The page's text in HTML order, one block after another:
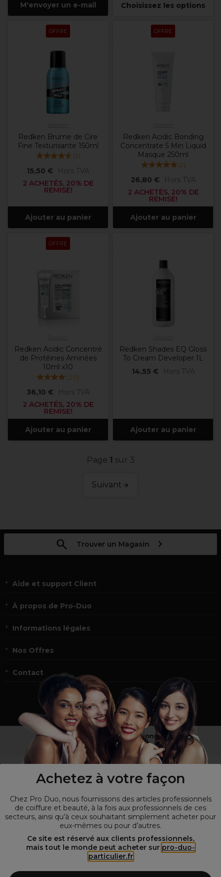
Achetez à votre façon
Chez Pro Duo, nous fournissons des articles professionnels
de coiffure et beauté, à la fois aux professionnels de ces
secteurs, ainsi qu’à ceux souhaitant simplement acheter pour
eux-mêmes ou pour d’autres.
Ce site est réservé aux clients professionnels,
mais tout le monde peut acheter sur pro-duo-
particulier.fr
M'envoyer un e-mail Choisissez les options
OFFRE
Redken Brume de Cire
Fine Texturisante 150ml
(3)
15,50 €
Hors TVA
2 ACHETÉS, 20% DE
REMISE!
Ajouter au panier
OFFRE
Redken Acidic Bonding
Concentrate 5 Min Liquid
Masque 250ml
(2)
26,80 €
Hors TVA
2 ACHETÉS, 20% DE
REMISE!
Ajouter au panier
OFFRE
Redken Acidic Concentré
de Protéines Aminées
10ml x10
(1)
36,10 €
Hors TVA
2 ACHETÉS, 20% DE
REMISE!
Ajouter au panier
Redken Shades EQ Gloss
To Cream Developer 1L
14,55 €
Hors TVA
Ajouter au panier
Page 1 sur 3
Suivant
Trouver un Magasin
Aide et support Client
À propos de Pro-Duo
Informations légales
Nos Offres
Contact
Vous n’êtes pas un professionnel ?
Visitez notre site pourles particuliers !
© Tous droits réservés © Pro-Duo
Spécialiste de la coiffure et de la beauté, nous vous proposons une